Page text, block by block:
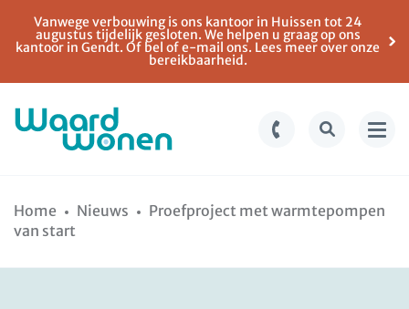
naar
de
naar
de
Vanwege verbouwing is ons kantoor in Huissen tot 24
augustus tijdelijk gesloten. We helpen u graag op ons
kantoor in Gendt. Of bel of e-mail ons. Lees meer over onze
bereikbaarheid.
Home Nieuws
Proefproject met warmtepompen
van start